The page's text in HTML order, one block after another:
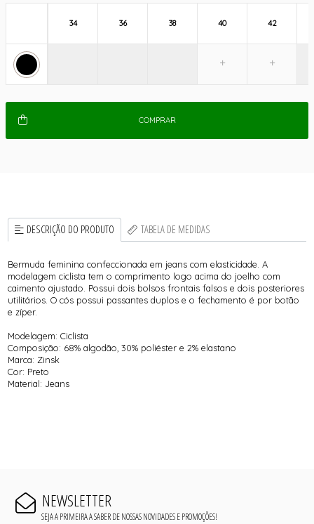
34 36 38 40 42
COMPRAR
DESCRIÇÃO DO PRODUTO TABELA DE MEDIDAS
Bermuda feminina confeccionada em jeans com elasticidade. A
modelagem ciclista tem o comprimento logo acima do joelho com
caimento ajustado. Possui dois bolsos frontais falsos e dois posteriores
utilitários. O cós possui passantes duplos e o fechamento é por botão
e zíper.
Modelagem: Ciclista
Composição: 68% algodão, 30% poliéster e 2% elastano
Marca: Zinsk
Cor: Preto
Material: Jeans
NEWSLETTER
SEJA A PRIMEIRA A SABER DE NOSSAS NOVIDADES E PROMOÇÕES!